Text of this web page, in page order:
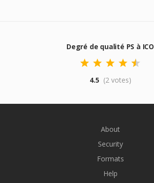
Degré de qualité PS à ICO
4.5 (2 votes)
About
Security
Formats
Help